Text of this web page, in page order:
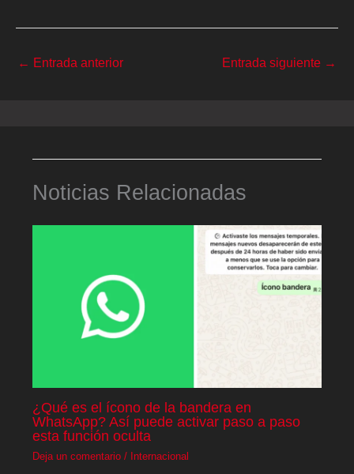
← Entrada anterior Entrada siguiente →
Noticias Relacionadas
¿Qué es el ícono de la bandera en
WhatsApp? Así puede activar paso a paso
esta función oculta
Deja un comentario / Internacional